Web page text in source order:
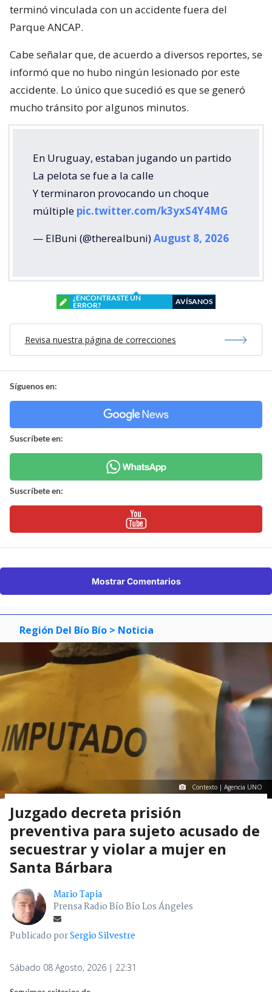
terminó vinculada con un accidente fuera del
Parque ANCAP.
Cabe señalar que, de acuerdo a diversos reportes, se
informó que no hubo ningún lesionado por este
accidente. Lo único que sucedió es que se generó
mucho tránsito por algunos minutos.
En Uruguay, estaban jugando un partido
La pelota se fue a la calle
Y terminaron provocando un choque
múltiple pic.twitter.com/k3yxS4Y4MG
— ElBuni (@therealbuni)August 8, 2026
¿ENCONTRASTE UN
ERROR?
AVÍSANOS
Revisa nuestra página de correcciones
Síguenos en:
Suscríbete en:
Suscríbete en:
Mostrar Comentarios
Región Del Bío Bío > Noticia
Contexto | Agencia UNO
Juzgado decreta prisión
preventiva para sujeto acusado de
secuestrar y violar a mujer en
Santa Bárbara
Mario Tapia
Prensa Radio Bío Bío Los Ángeles
Publicado porSergio Silvestre
Sábado 08 Agosto, 2026 | 22:31